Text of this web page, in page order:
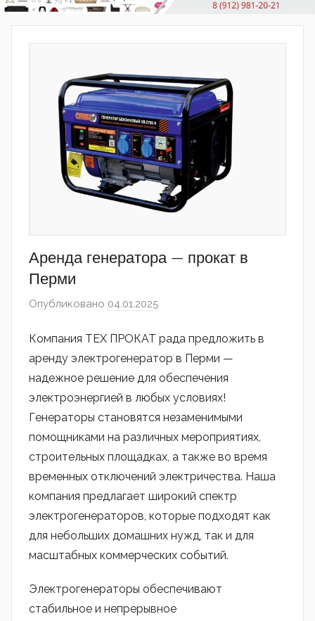
Аренда генератора — прокат в
Перми
Опубликовано 04.01.2025
Компания ТЕХ ПРОКАТ рада предложить в
аренду электрогенератор в Перми —
надежное решение для обеспечения
электроэнергией в любых условиях!
Генераторы становятся незаменимыми
помощниками на различных мероприятиях,
строительных площадках, а также во время
временных отключений электричества. Наша
компания предлагает широкий спектр
электрогенераторов, которые подходят как
для небольших домашних нужд, так и для
масштабных коммерческих событий.
Электрогенераторы обеспечивают
стабильное и непрерывное